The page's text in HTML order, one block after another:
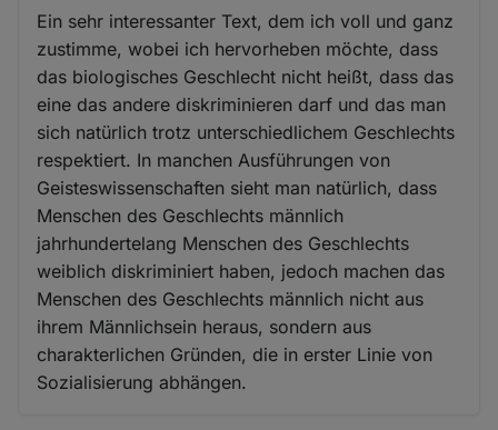
Ein sehr interessanter Text, dem ich voll und ganz
zustimme, wobei ich hervorheben möchte, dass
das biologisches Geschlecht nicht heißt, dass das
eine das andere diskriminieren darf und das man
sich natürlich trotz unterschiedlichem Geschlechts
respektiert. In manchen Ausführungen von
Geisteswissenschaften sieht man natürlich, dass
Menschen des Geschlechts männlich
jahrhundertelang Menschen des Geschlechts
weiblich diskriminiert haben, jedoch machen das
Menschen des Geschlechts männlich nicht aus
ihrem Männlichsein heraus, sondern aus
charakterlichen Gründen, die in erster Linie von
Sozialisierung abhängen.